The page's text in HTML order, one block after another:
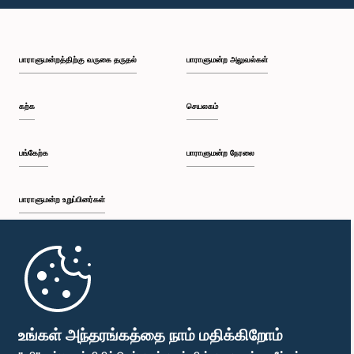
உங்கள் அந்தரங்கத்தை நாம் மதிக்கிறோம்
பி.ப. 2:35 - பி.ப. 2:42
பி.ப. 2:48 - பி.ப. 2:53
பி.ப. 2:59 - பி.ப. 3:09
பாராளுமன்றத்திற்கு வருகை தருதல்
கற்க
பங்கேற்க
பாராளுமன்ற உறுப்பினர்கள்
முதற்பக்கம்
பாராளுமன்ற அலுவல்கள்
செயலகம்
பாராளுமன்ற நேரலை
பாராளுமன்ற கையடக்க செயலி